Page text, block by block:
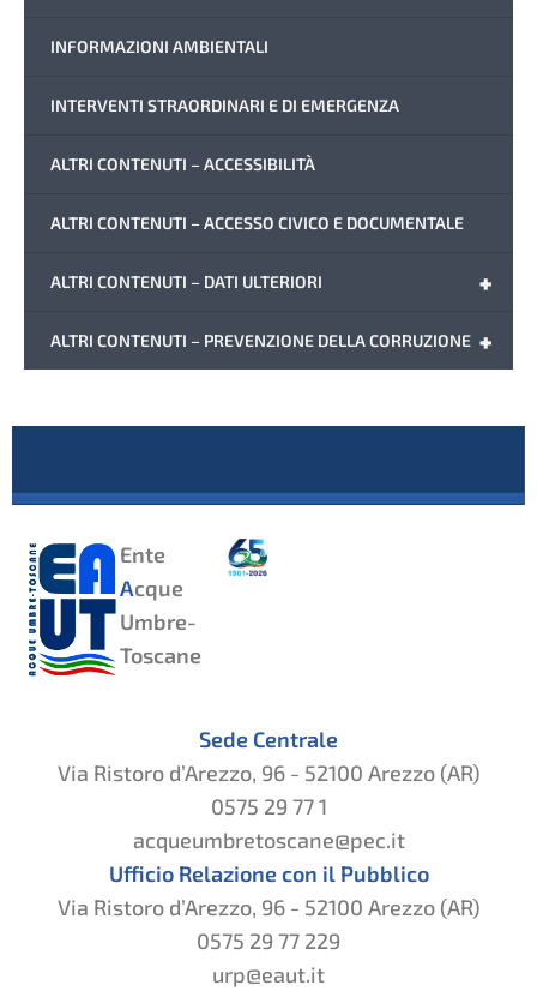
INFORMAZIONI AMBIENTALI
INTERVENTI STRAORDINARI E DI EMERGENZA
ALTRI CONTENUTI – ACCESSIBILITÀ
ALTRI CONTENUTI – ACCESSO CIVICO E DOCUMENTALE
+
ALTRI CONTENUTI – DATI ULTERIORI
+
ALTRI CONTENUTI – PREVENZIONE DELLA CORRUZIONE
Ente
Acque
Umbre-
Toscane
Sede Centrale
Via Ristoro d’Arezzo, 96 - 52100 Arezzo (AR)
0575 29 77 1
acqueumbretoscane@pec.it
Ufficio Relazione con il Pubblico
Via Ristoro d’Arezzo, 96 - 52100 Arezzo (AR)
0575 29 77 229
urp@eaut.it